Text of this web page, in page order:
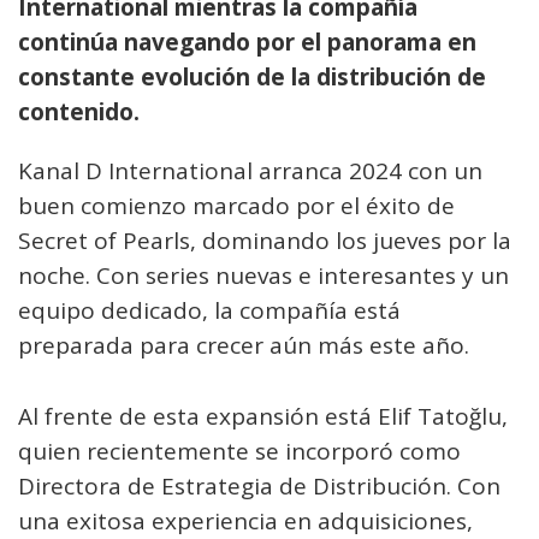
International mientras la compañía
continúa navegando por el panorama en
constante evolución de la distribución de
contenido.
Kanal D International arranca 2024 con un
buen comienzo marcado por el éxito de
Secret of Pearls, dominando los jueves por la
noche. Con series nuevas e interesantes y un
equipo dedicado, la compañía está
preparada para crecer aún más este año.
Al frente de esta expansión está Elif Tatoğlu,
quien recientemente se incorporó como
Directora de Estrategia de Distribución. Con
una exitosa experiencia en adquisiciones,